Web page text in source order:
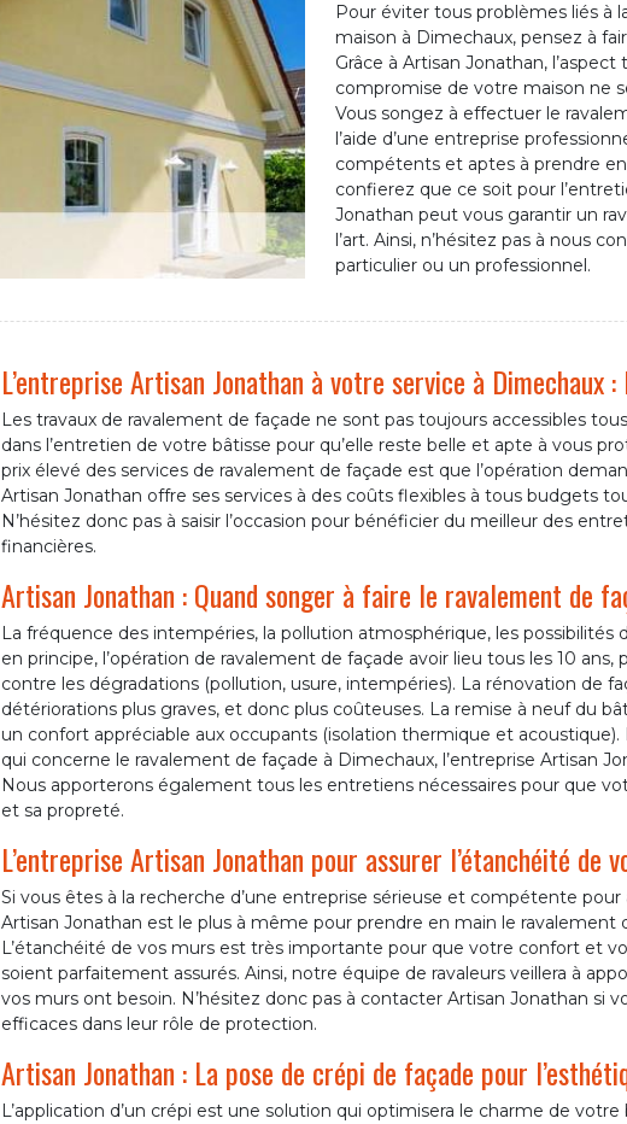
Pour éviter tous problèmes liés à
maison à Dimechaux, pensez à
Grâce à Artisan Jonathan,
compromise de votre maison ne
Vous songez à effectuer le
l’aide d’une entreprise
compétents et aptes à prendre
confierez que ce soit pour
Jonathan peut vous garantir un
l’art. Ainsi, n’hésitez pas à nous
particulier ou un professionnel.
L’entreprise Artisan Jonathan à votre service à
Les travaux de ravalement de façade ne sont pas toujours accessibles
dans l’entretien de votre bâtisse pour qu’elle reste belle et apte à vous
prix élevé des services de ravalement de façade est que l’opération
Artisan Jonathan offre ses services à des coûts flexibles à tous budgets
N’hésitez donc pas à saisir l’occasion pour bénéficier du meilleur des
financières.
Artisan Jonathan : Quand songer à faire le ravalement de
La fréquence des intempéries, la pollution atmosphérique, les possibilités
en principe, l’opération de ravalement de façade avoir lieu tous les 10
contre les dégradations (pollution, usure, intempéries). La rénovation de
détériorations plus graves, et donc plus coûteuses. La remise à neuf du
un confort appréciable aux occupants (isolation thermique et
qui concerne le ravalement de façade à Dimechaux, l’entreprise Artisan
Nous apporterons également tous les entretiens nécessaires pour que
et sa propreté.
L’entreprise Artisan Jonathan pour assurer l’étanchéité de
Si vous êtes à la recherche d’une entreprise sérieuse et compétente
Artisan Jonathan est le plus à même pour prendre en main le ravalement
L’étanchéité de vos murs est très importante pour que votre confort et
soient parfaitement assurés. Ainsi, notre équipe de ravaleurs veillera à
vos murs ont besoin. N’hésitez donc pas à contacter Artisan Jonathan si
efficaces dans leur rôle de protection.
Artisan Jonathan : La pose de crépi de façade pour
L’application d’un crépi est une solution qui optimisera le charme de